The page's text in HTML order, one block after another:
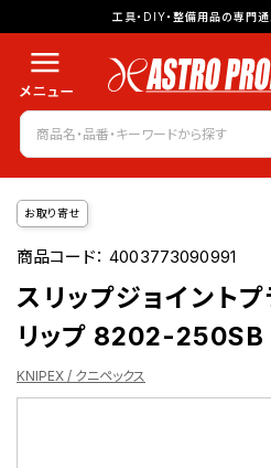
工具・DIY・整備用品の専門
お取り寄せ
商品コード：4003773090991
スリップジョイント
リップ 8202-250SB
KNIPEX / クニペックス